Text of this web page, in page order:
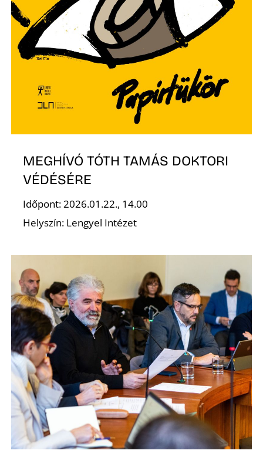
MEGHÍVÓ TÓTH TAMÁS DOKTORI
VÉDÉSÉRE
Időpont: 2026.01.22., 14.00
Helyszín: Lengyel Intézet